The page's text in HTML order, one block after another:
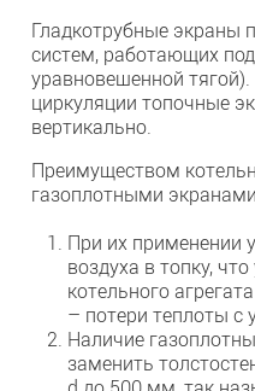
Гладкотрубные экраны
систем, работающих
уравновешенной
циркуляции топочные
вертикально.
Преимуществом
газоплотными
При их применении
воздуха в топку,
котельного
– потери теплоты с
Наличие
заменить